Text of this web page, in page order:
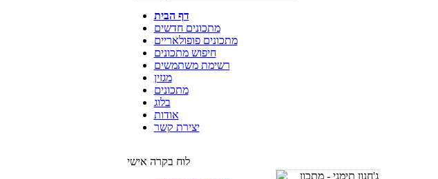
דף הבית
מתכונים חדשים
מתכונים פופולאריים
חיפוש מתכונים
רשימת משתמשים
מגזין
מתכונים
בלוג
אודות
יצירת קשר
לוח בקרה אישי